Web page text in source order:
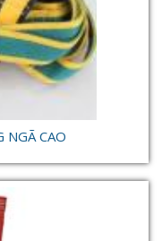
NGÃ CAO